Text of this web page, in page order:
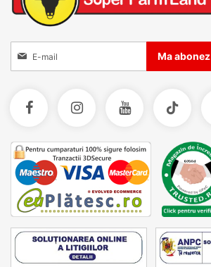
Inscrieti-va la Buletinele noastre informative
Ma abonez